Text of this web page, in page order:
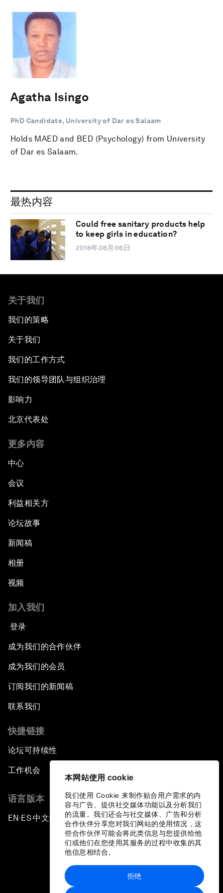
本网站使用 cookie
我们使用 Cookie 来制作贴合用户需求的内
容与广告、提供社交媒体功能以及分析我们
的流量。我们还会与社交媒体、广告和分析
合作伙伴分享您对我们网站的使用情况，这
些合作伙伴可能会将此类信息与您提供给他
们或他们在您使用其服务的过程中收集的其
他信息相结合。
拒绝
Agatha Isingo
PhD Candidate, University of Dar es Salaam
Holds MAED and BED (Psychology) from University
of Dar es Salaam.
最热内容
Could free sanitary products help
to keep girls in education?
2016年06月06日
关于我们
我们的策略
关于我们
我们的工作方式
我们的领导团队与组织治理
影响力
北京代表处
更多内容
中心
会议
利益相关方
论坛故事
新闻稿
相册
视频
加入我们
登录
成为我们的合作伙伴
成为我们的会员
订阅我们的新闻稿
联系我们
快捷链接
论坛可持续性
工作机会
语言版本
EN ▪ES▪中文▪ 日本語